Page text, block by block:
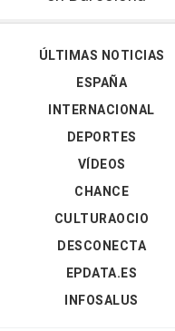
ÚLTIMAS NOTICIAS
ESPAÑA
INTERNACIONAL
DEPORTES
VÍDEOS
CHANCE
CULTURAOCIO
DESCONECTA
EPDATA.ES
INFOSALUS